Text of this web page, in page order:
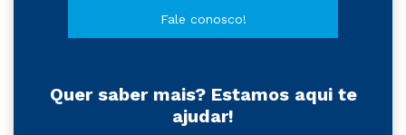
Fale conosco!
Quer saber mais? Estamos aqui te
ajudar!